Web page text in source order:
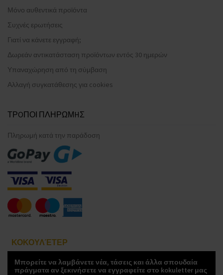
Μόνο αυθεντικά προϊόντα
Συχνές ερωτήσεις
Γιατί να κάνετε εγγραφή;
Δωρεάν αντικατάσταση προϊόντων εντός 30 ημερών
Υπαναχώρηση από τη σύμβαση
Αλλαγή συγκατάθεσης για cookies
ΤΡOΠΟΙ ΠΛΗΡΩΜHΣ
Πληρωμή κατά την παράδοση
ΚΟΚΟΥΛΈΤΕΡ
Μπορείτε να λαμβάνετε νέα, τάσεις και άλλα σπουδαία
πράγματα αν ξεκινήσετε να εγγραφείτε στο kokuletter μας